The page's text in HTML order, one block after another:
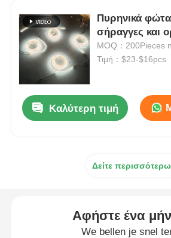
Σχάρα φορτιστή
Υπόγεια ορυχεία
Καυτά πωλώντας προϊόντα
LED High Bay Light
Πυρηνικά
σήραγγες και
MOQ：200Pieces
Τιμή：$23-$16pcs
Καλύτερη τιμή
Δείτε
Αφήστε ένα
We bellen je snel